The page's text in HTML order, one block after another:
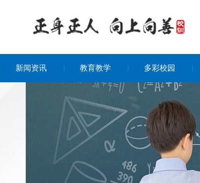
新闻资讯 教育教学 多彩校园